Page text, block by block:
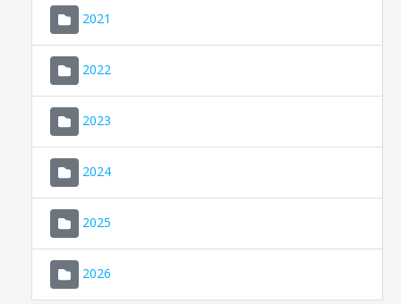
2021
2022
2023
2024
2025
2026